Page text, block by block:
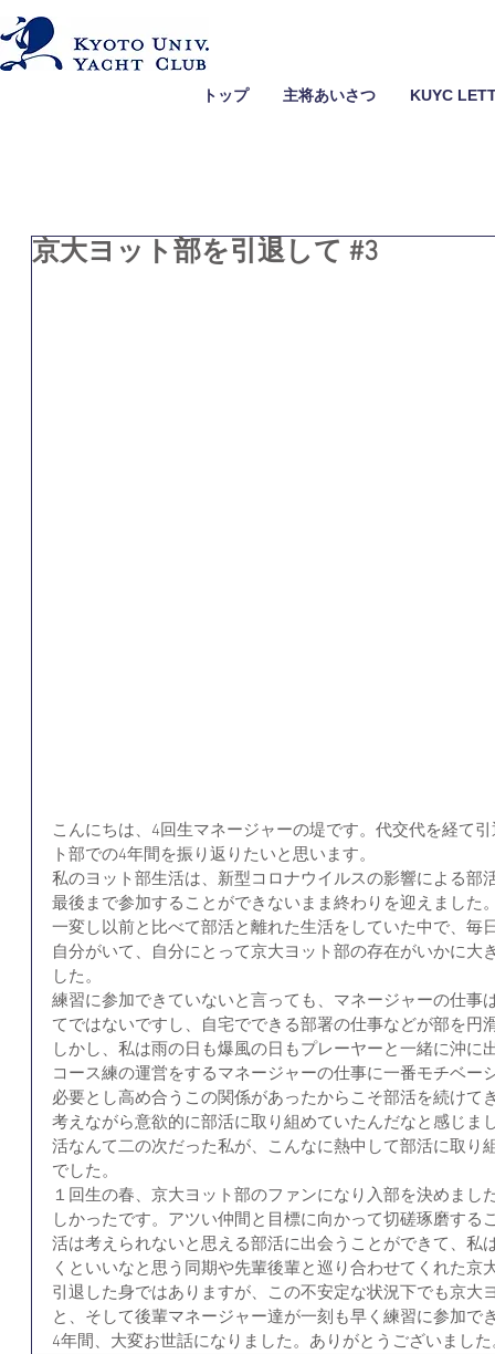
トップ 主将あいさつ KUYC
京大ヨット部を引退して #3
こんにちは、4回生マネージャーの堤です。代交代を経て
ト部での4年間を振り返りたいと思います。
私のヨット部生活は、新型コロナウイルスの影響による部
最後まで参加することができないまま終わりを迎えました
一変し以前と比べて部活と離れた生活をしていた中で、毎
自分がいて、自分にとって京大ヨット部の存在がいかに大
した。
練習に参加できていないと言っても、マネージャーの仕事
てではないですし、自宅でできる部署の仕事などが部を円
しかし、私は雨の日も爆風の日もプレーヤーと一緒に沖に
コース練の運営をするマネージャーの仕事に一番モチベー
必要とし高め合うこの関係があったからこそ部活を続けて
考えながら意欲的に部活に取り組めていたんだなと感じま
活なんて二の次だった私が、こんなに熱中して部活に取り
でした。
１回生の春、京大ヨット部のファンになり入部を決めまし
しかったです。アツい仲間と目標に向かって切磋琢磨する
活は考えられないと思える部活に出会うことができて、私
くといいなと思う同期や先輩後輩と巡り合わせてくれた京
引退した身ではありますが、この不安定な状況下でも京大
と、そして後輩マネージャー達が一刻も早く練習に参加で
4年間、大変お世話になりました。ありがとうございまし